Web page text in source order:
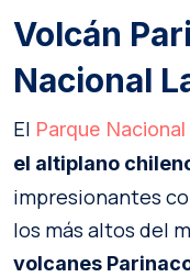
Volcán
Nacional
El Parque
el altiplano
impresionantes
los más altos del
volcanes